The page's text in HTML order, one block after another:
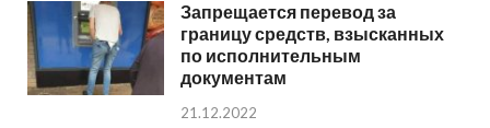
Запрещается перевод за
границу средств, взысканных
по исполнительным
документам
21.12.2022